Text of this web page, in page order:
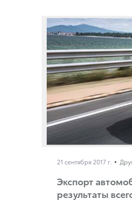
21 сентября 2017 г.
Экспорт
результаты